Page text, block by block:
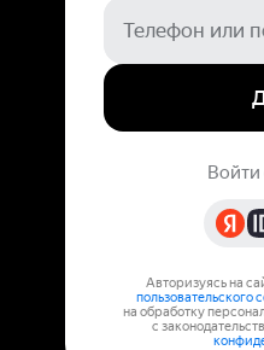
Авторизуясь на
пользовательского
на обработку
с